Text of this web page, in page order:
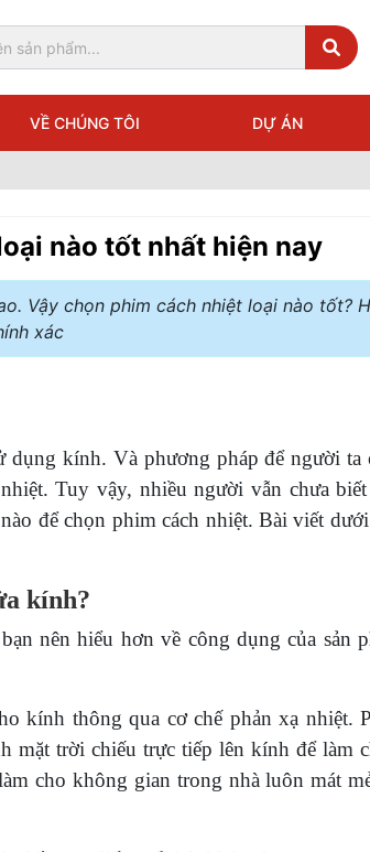
VỀ CHÚNG TÔI DỰ ÁN
nào tốt nhất hiện nay
Vậy chọn phim cách nhiệt loại nào tốt?
xác
dụng kính. Và phương pháp để người ta
Tuy vậy, nhiều người vẫn chưa biết
để chọn phim cách nhiệt. Bài viết
kính?
nên hiểu hơn về công dụng của sản
kính thông qua cơ chế phản xạ nhiệt.
mặt trời chiếu trực tiếp lên kính để làm
cho không gian trong nhà luôn mát